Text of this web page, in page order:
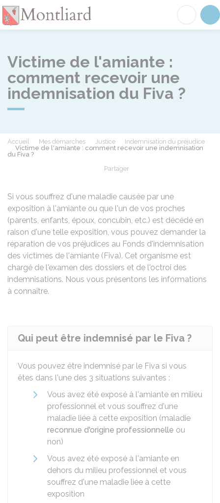
Victime de l'amiante :
comment recevoir une
indemnisation du Fiva ?
Accueil Mes démarches Justice
Indemnisation du préjudice
Victime de l'amiante : comment recevoir une indemnisation
du Fiva ?
Partager
Si vous souffrez d'une maladie causée par une
exposition à l'amiante ou que l'un de vos proches
(parents, enfants, époux, concubin, etc.) est décédé en
raison d'une telle exposition, vous pouvez demander la
réparation de vos préjudices au Fonds d'indemnisation
des victimes de l'amiante (Fiva). Cet organisme est
chargé de l'examen des dossiers et de l'octroi des
indemnisations. Nous vous présentons les informations
à connaître.
Qui peut être indemnisé par le Fiva ?
Vous pouvez être indemnisé par le Fiva si vous
êtes dans l'une des 3 situations suivantes :
Vous avez été exposé à l'amiante en milieu
professionnel et vous souffrez d'une
maladie liée à cette exposition (maladie
reconnue d'origine professionnelle ou
non)
Vous avez été exposé à l'amiante en
dehors du milieu professionnel et vous
souffrez d'une maladie liée à cette
exposition